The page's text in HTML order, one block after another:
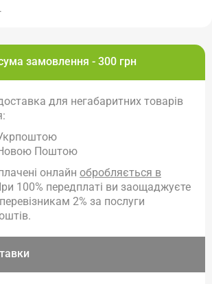
замовлення - 300 грн
для негабаритних товарів
Поштою
онлайн обробляється в
100% передплаті ви заощаджуєте
2% за послуги